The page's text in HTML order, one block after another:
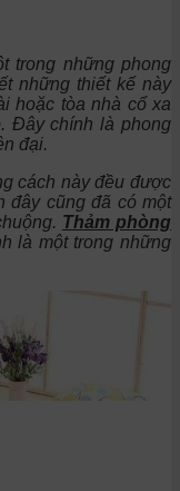
trong những phong
những thiết kế này
hoặc tòa nhà cổ xa
Đây chính là phong
đại.
cách này đều được
đây cũng đã có một
Thảm phòng
là một trong những